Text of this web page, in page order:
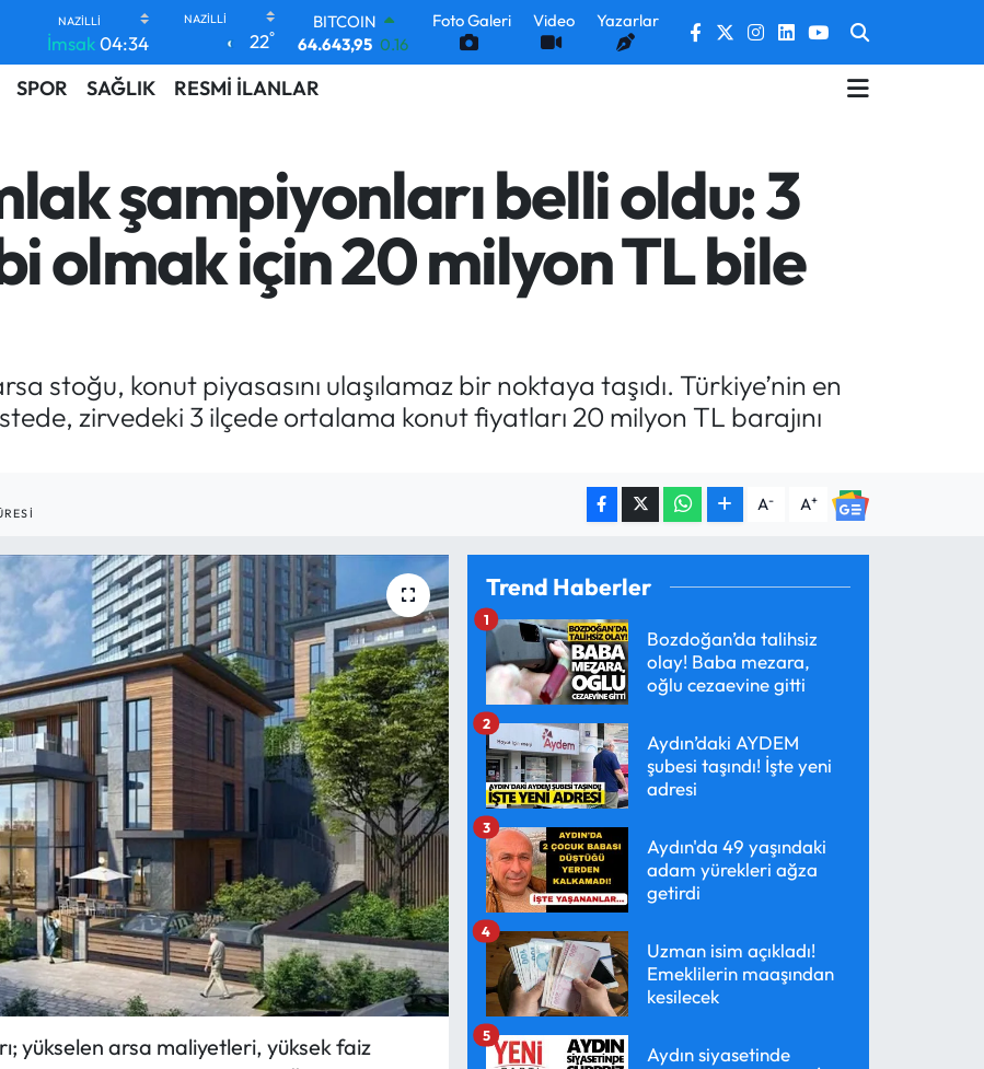
İmsak04:34 22°
DOLAR
47,6704 0
EURO
55,0406
6500.87 0.12
BİST100
BITCOIN
64.643,95 0.16
Foto Galeri Video Yazarlar
SPOR SAĞLIK RESMİ İLANLAR
şampiyonları belli oldu: 3
olmak için 20 milyon TL bile
stoğu, konut piyasasını ulaşılamaz bir noktaya taşıdı. Türkiye’nin en
zirvedeki 3 ilçede ortalama konut fiyatları 20 milyon TL barajını
A- A+
yükselen arsa maliyetleri, yüksek faiz
Trend Haberler
Bozdoğan’da talihsiz
olay! Baba mezara,
oğlu cezaevine gitti
1
Aydın’daki AYDEM
şubesi taşındı! İşte yeni
adresi
2
Aydın'da 49 yaşındaki
adam yürekleri ağza
getirdi
3
Uzman isim açıkladı!
Emeklilerin maaşından
kesilecek
4
Aydın siyasetinde
5